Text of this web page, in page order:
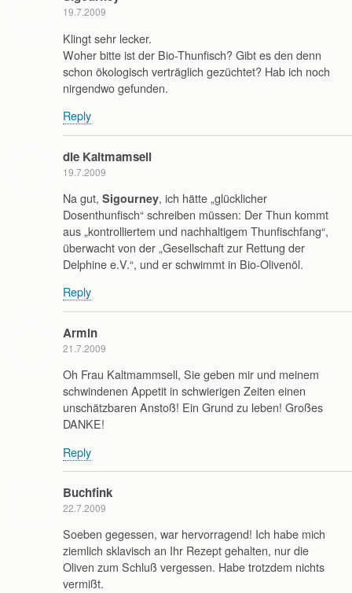
19.7.2009
Klingt sehr lecker.
Woher bitte ist der Bio-Thunfisch? Gibt es den denn
schon ökologisch verträglich gezüchtet? Hab ich noch
nirgendwo gefunden.
Reply
die Kaltmamsell
19.7.2009
Na gut, Sigourney, ich hätte „glücklicher
Dosenthunfisch“ schreiben müssen: Der Thun kommt
aus „kontrolliertem und nachhaltigem Thunfischfang“,
überwacht von der „Gesellschaft zur Rettung der
Delphine e.V.“, und er schwimmt in Bio-Olivenöl.
Reply
Armin
21.7.2009
Oh Frau Kaltmammsell, Sie geben mir und meinem
schwindenen Appetit in schwierigen Zeiten einen
unschätzbaren Anstoß! Ein Grund zu leben! Großes
DANKE!
Reply
Buchfink
22.7.2009
Soeben gegessen, war hervorragend! Ich habe mich
ziemlich sklavisch an Ihr Rezept gehalten, nur die
Oliven zum Schluß vergessen. Habe trotzdem nichts
vermißt.